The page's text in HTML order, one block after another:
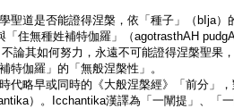
聖道是否能證得涅槃，依「種子」（bIja）
「住無種姓補特伽羅」（agotrasthAH
論其如何努力，永遠不可能證得涅槃聖果
特伽羅」的「無般涅槃性」。
代略早或同時的《大般涅槃經》「前分」
）。Icchantika漢譯為「一闡提」、「